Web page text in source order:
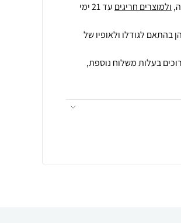
ולמוצרים חריגים עד 21 ימי
בהתאם לגודלו ולאופיו של
בעלות משלוח נוספת,